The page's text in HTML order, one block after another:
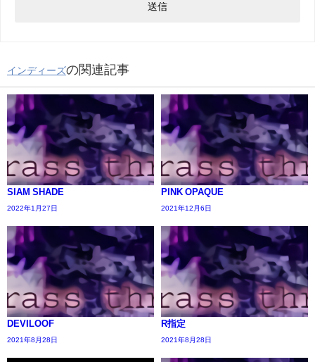
インディーズの関連記事
SIAM SHADE
2022年1月27日
PINK OPAQUE
2021年12月6日
DEVILOOF
2021年8月28日
R指定
2021年8月28日